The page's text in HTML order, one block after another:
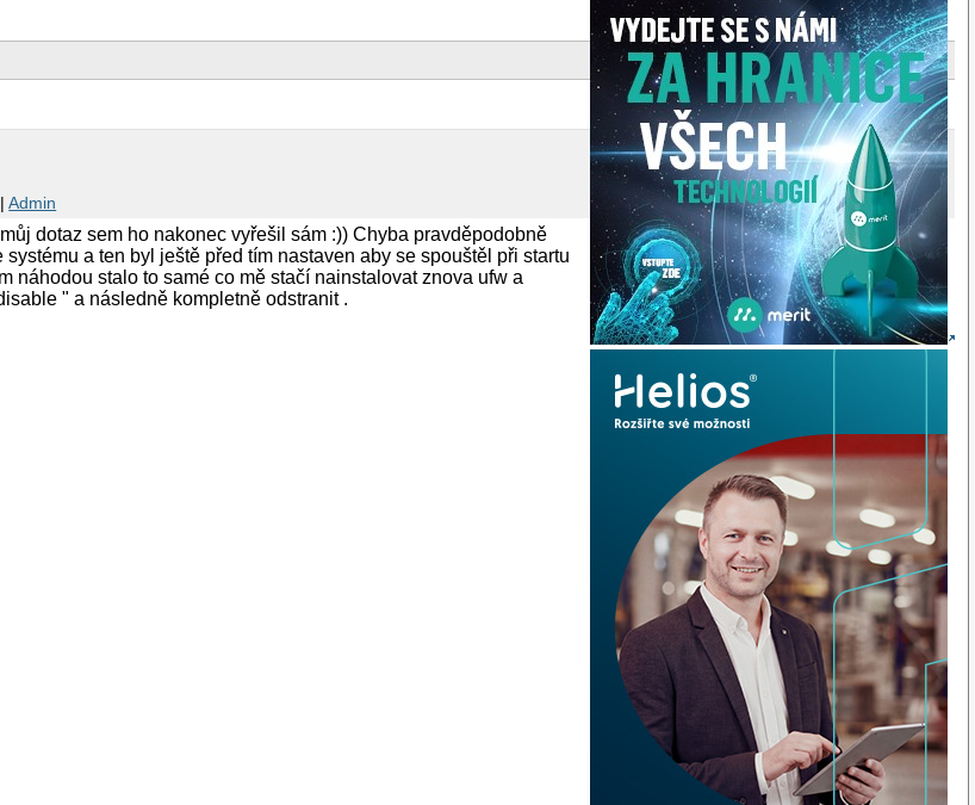
|Admin
dotaz sem ho nakonec vyřešil sám :)) Chyba pravděpodobně
a ten byl ještě před tím nastaven aby se spouštěl při startu
náhodou stalo to samé co mě stačí nainstalovat znova ufw a
" a následně kompletně odstranit .